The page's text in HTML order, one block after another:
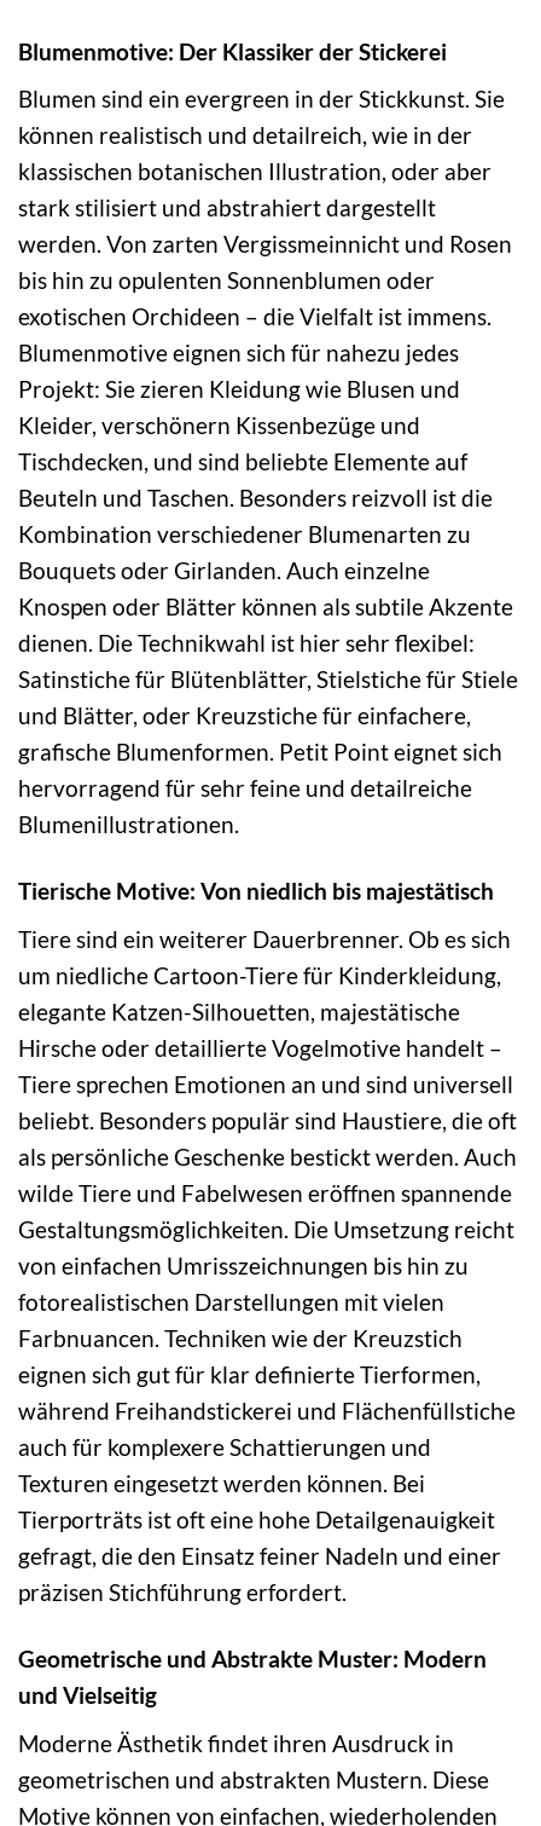
Blumenmotive: Der Klassiker der Stickerei
Blumen sind ein evergreen in der Stickkunst. Sie
können realistisch und detailreich, wie in der
klassischen botanischen Illustration, oder aber
stark stilisiert und abstrahiert dargestellt
werden. Von zarten Vergissmeinnicht und Rosen
bis hin zu opulenten Sonnenblumen oder
exotischen Orchideen – die Vielfalt ist immens.
Blumenmotive eignen sich für nahezu jedes
Projekt: Sie zieren Kleidung wie Blusen und
Kleider, verschönern Kissenbezüge und
Tischdecken, und sind beliebte Elemente auf
Beuteln und Taschen. Besonders reizvoll ist die
Kombination verschiedener Blumenarten zu
Bouquets oder Girlanden. Auch einzelne
Knospen oder Blätter können als subtile Akzente
dienen. Die Technikwahl ist hier sehr flexibel:
Satinstiche für Blütenblätter, Stielstiche für Stiele
und Blätter, oder Kreuzstiche für einfachere,
grafische Blumenformen. Petit Point eignet sich
hervorragend für sehr feine und detailreiche
Blumenillustrationen.
Tierische Motive: Von niedlich bis majestätisch
Tiere sind ein weiterer Dauerbrenner. Ob es sich
um niedliche Cartoon-Tiere für Kinderkleidung,
elegante Katzen-Silhouetten, majestätische
Hirsche oder detaillierte Vogelmotive handelt –
Tiere sprechen Emotionen an und sind universell
beliebt. Besonders populär sind Haustiere, die oft
als persönliche Geschenke bestickt werden. Auch
wilde Tiere und Fabelwesen eröffnen spannende
Gestaltungsmöglichkeiten. Die Umsetzung reicht
von einfachen Umrisszeichnungen bis hin zu
fotorealistischen Darstellungen mit vielen
Farbnuancen. Techniken wie der Kreuzstich
eignen sich gut für klar definierte Tierformen,
während Freihandstickerei und Flächenfüllstiche
auch für komplexere Schattierungen und
Texturen eingesetzt werden können. Bei
Tierporträts ist oft eine hohe Detailgenauigkeit
gefragt, die den Einsatz feiner Nadeln und einer
präzisen Stichführung erfordert.
Geometrische und Abstrakte Muster: Modern
und Vielseitig
Moderne Ästhetik findet ihren Ausdruck in
geometrischen und abstrakten Mustern. Diese
Motive können von einfachen, wiederholenden